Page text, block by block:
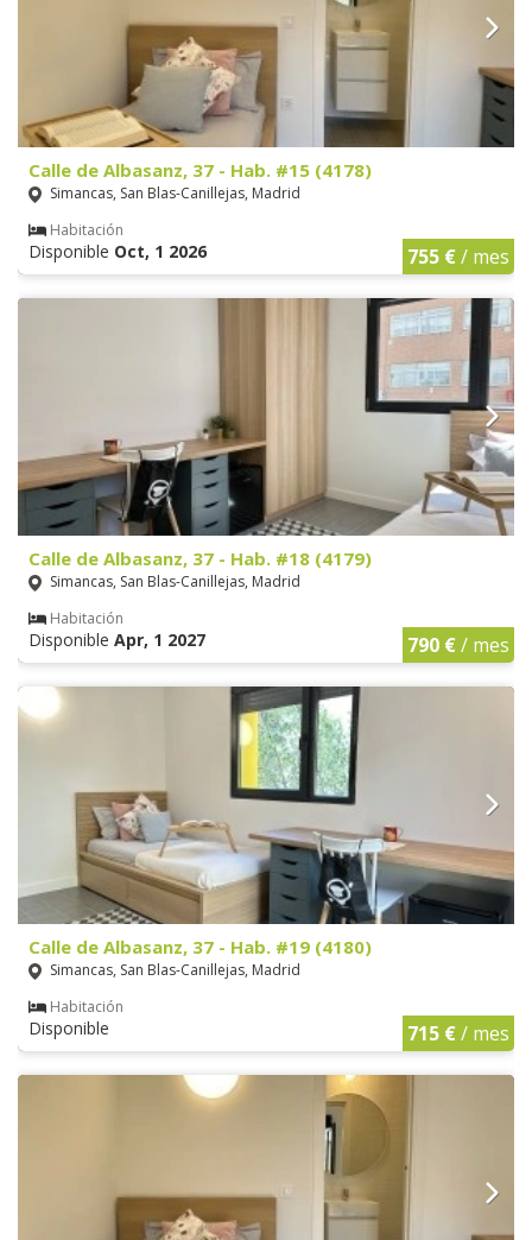
Calle de Albasanz, 37 - Hab. #15 (4178)
Simancas, San Blas-Canillejas, Madrid
Habitación
Disponible Oct, 1 2026 755 €/ mes
Calle de Albasanz, 37 - Hab. #18 (4179)
Simancas, San Blas-Canillejas, Madrid
Habitación
Disponible Apr, 1 2027 790 €/ mes
Calle de Albasanz, 37 - Hab. #19 (4180)
Simancas, San Blas-Canillejas, Madrid
Habitación
Disponible 715 €/ mes